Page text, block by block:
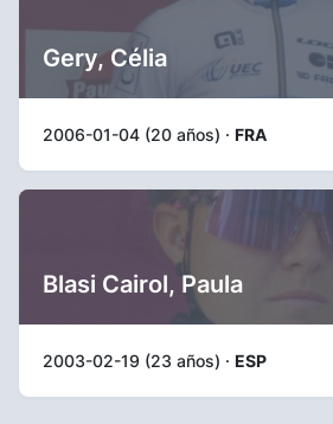
Gery, Célia
2006-01-04 (20 años) · FRA
Blasi Cairol, Paula
2003-02-19 (23 años) · ESP